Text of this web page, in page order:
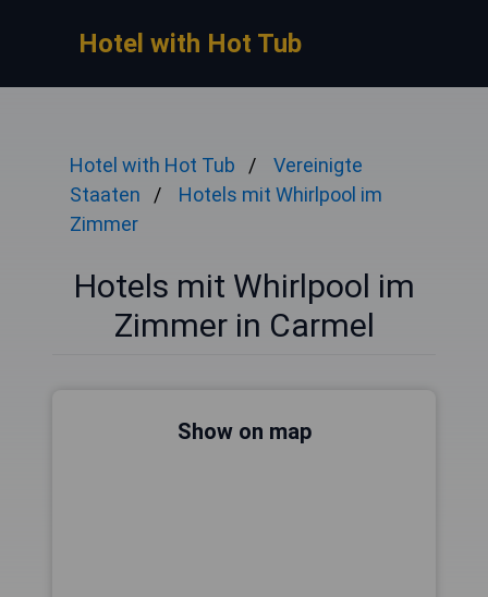
Hotel with Hot Tub
Hotel with Hot Tub
Vereinigte
Staaten
Hotels mit Whirlpool im
Zimmer
Hotels mit Whirlpool im
Zimmer in Carmel
Show on map